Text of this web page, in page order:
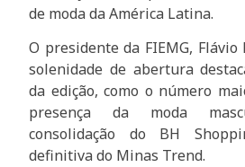
de moda da América Latina.
O presidente da FIEMG, Flávio
solenidade de abertura
da edição, como o número
presença da moda
consolidação do BH
definitiva do Minas Trend.